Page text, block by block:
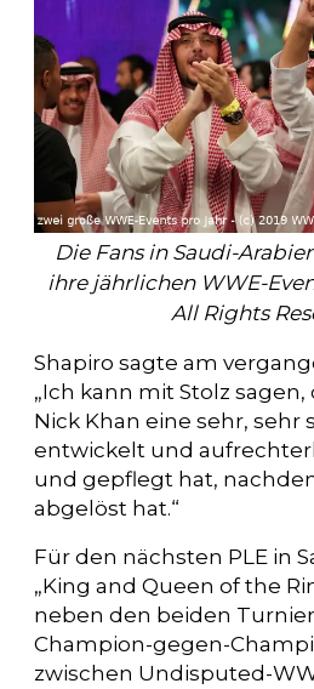
Die Fans in Saudi-
ihre jährlichen WWE-
All Rights
Shapiro sagte am
„Ich kann mit Stolz sagen,
Nick Khan eine sehr, sehr
entwickelt und
und gepflegt hat,
abgelöst hat.“
Für den nächsten PLE in
„King and Queen of the
neben den beiden
Champion-gegen-
zwischen Undisputed-